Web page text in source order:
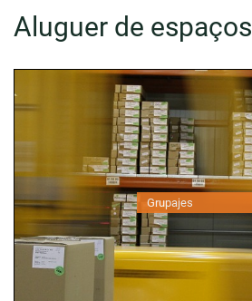
Aluguer de espaços
Grupajes